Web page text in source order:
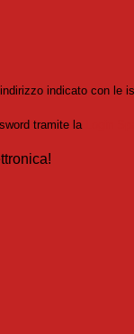
indicato con le
tramite la